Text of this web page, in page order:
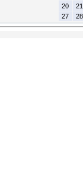
20
21
27
28